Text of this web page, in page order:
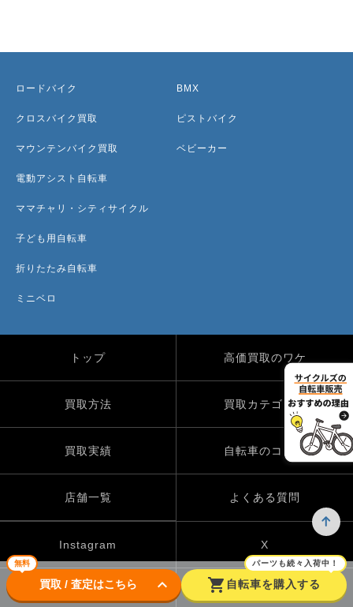
無料
買取 / 査定はこちら keyboard_arrow_down shopping_cart
パーツも続々入荷中！
自転車を購入する
ロードバイク
クロスバイク買取
マウンテンバイク買取
電動アシスト自転車
ママチャリ・シティサイクル
子ども用自転車
折りたたみ自転車
ミニベロ
BMX
ピストバイク
ベビーカー
トップ 高価買取のワケ
買取方法 買取カテゴリー
買取実績 自転車のコラム
店舗一覧 よくある質問
Instagram X
TikTok